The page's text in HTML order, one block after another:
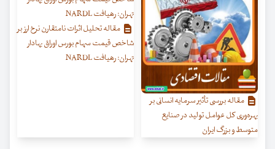
مقاله بررسی تأثیر سرمایه انسانی بر
بهره‌وری کل عوامل تولید در صنایع
متوسط و بزرگ ایران
مقاله تحلیل اثرات نامتقارن نرخ ارز بر
شاخص قیمت سهام بورس اوراق بهادار
تهران: رهیافت NARDL